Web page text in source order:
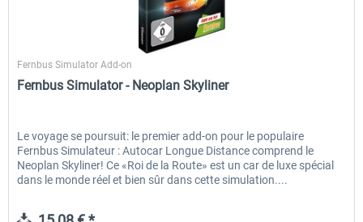
Aerosoft
Fernbus Simulator Add-on
Fernbus Simulator - Neoplan Skyliner
Le voyage se poursuit: le premier add-on pour le populaire
Fernbus Simulateur : Autocar Longue Distance comprend le
Neoplan Skyliner! Ce «Roi de la Route» est un car de luxe spécial
dans le monde réel et bien sûr dans cette simulation....